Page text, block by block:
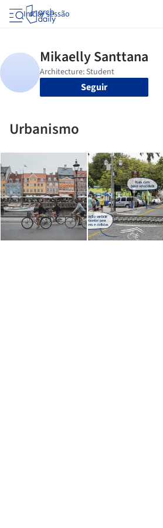
Iniciar sessão
Seguir
Urbanismo